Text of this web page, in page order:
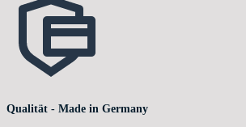
Qualität - Made in Germany